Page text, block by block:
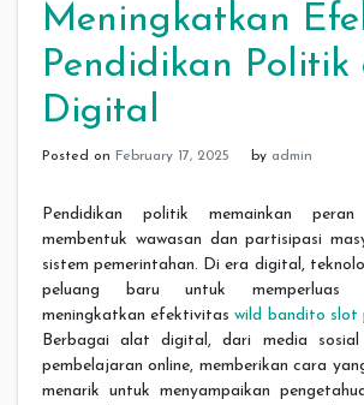
Meningkatkan
Pendidikan Politik
Digital
Posted on February 17, 2025 by admin
Pendidikan politik memainkan
membentuk wawasan dan partisipasi
sistem pemerintahan. Di era digital,
peluang baru untuk memperluas
meningkatkan efektivitaswild bandito slot
Berbagai alat digital, dari media
pembelajaran online, memberikan cara
menarik untuk menyampaikan